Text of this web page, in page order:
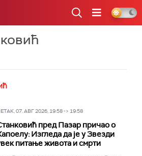
07. АВГ 2026, 19:58 -> 19:58
пред Пазар причао о
Изгледа да је у Звезди
питање живота и смрти